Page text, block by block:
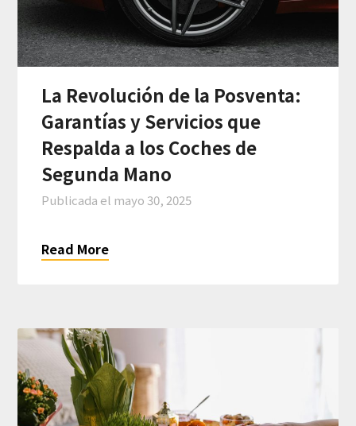
La Revolución de la Posventa:
Garantías y Servicios que
Respalda a los Coches de
Segunda Mano
Publicada el mayo 30, 2025
Read More